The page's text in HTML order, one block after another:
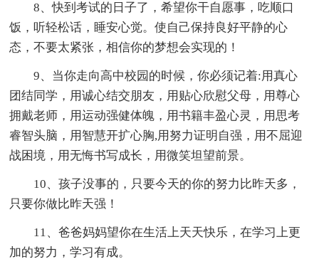
8、快到考试的日子了，希望你干自愿事，吃顺口
饭，听轻松话，睡安心觉。使自己保持良好平静的心
态，不要太紧张，相信你的梦想会实现的！
9、当你走向高中校园的时候，你必须记着:用真心
团结同学，用诚心结交朋友，用贴心欣慰父母，用尊心
拥戴老师，用运动强健体魄，用书籍丰盈心灵，用思考
睿智头脑，用智慧开扩心胸,用努力证明自强，用不屈迎
战困境，用无悔书写成长，用微笑坦望前景。
10、孩子没事的，只要今天的你的努力比昨天多，
只要你做比昨天强！
11、爸爸妈妈望你在生活上天天快乐，在学习上更
加的努力，学习有成。